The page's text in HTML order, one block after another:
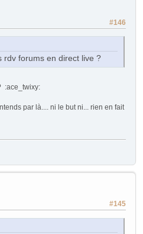
#146
rdv forums en direct live ?
:ace_twixy:
par là.... ni le but ni... rien en fait
#145